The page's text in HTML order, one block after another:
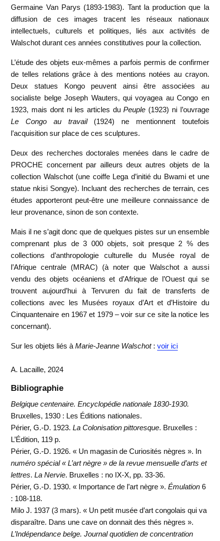
Germaine Van Parys (1893-1983). Tant la production que la
diffusion de ces images tracent les réseaux nationaux
intellectuels, culturels et politiques, liés aux activités de
Walschot durant ces années constitutives pour la collection.
L’étude des objets eux-mêmes a parfois permis de confirmer
de telles relations grâce à des mentions notées au crayon.
Deux statues Kongo peuvent ainsi être associées au
socialiste belge Joseph Wauters, qui voyagea au Congo en
1923, mais dont ni les articles duPeuple (1923) ni l’ouvrage
Le Congo au travail(1924) ne mentionnent toutefois
l’acquisition sur place de ces sculptures.
Deux des recherches doctorales menées dans le cadre de
PROCHE concernent par ailleurs deux autres objets de la
collection Walschot (une coiffe Lega d’initié du Bwami et une
statue nkisi Songye). Incluant des recherches de terrain, ces
études apporteront peut-être une meilleure connaissance de
leur provenance, sinon de son contexte.
Mais il ne s’agit donc que de quelques pistes sur un ensemble
comprenant plus de 3 000 objets, soit presque 2 % des
collections d’anthropologie culturelle du Musée royal de
l’Afrique centrale (MRAC) (à noter que Walschot a aussi
vendu des objets océaniens et d’Afrique de l’Ouest qui se
trouvent aujourd’hui à Tervuren du fait de transferts de
collections avec les Musées royaux d’Art et d’Histoire du
Cinquantenaire en 1967 et 1979 – voir sur ce site la notice les
concernant).
Sur les objets liés àMarie-Jeanne Walschot:voir ici
A. Lacaille, 2024
Bibliographie
Belgique centenaire. Encyclopédie nationale 1830-1930.
Bruxelles, 1930 : Les Éditions nationales.
Périer, G.-D. 1923.La Colonisation pittoresque. Bruxelles :
L’Édition, 119 p.
Périer, G.-D. 1926. « Un magasin de Curiosités nègres ». In
numéro spécial « L’art nègre » de la revue mensuelle d’arts et
lettres.La Nervie. Bruxelles : no IX-X, pp. 33-36.
Périer, G.-D. 1930. « Importance de l’art nègre ».Émulation 6
: 108-118.
Milo J. 1937 (3 mars). « Un petit musée d’art congolais qui va
disparaître. Dans une cave on donnait des thés nègres ».
L’Indépendance belge. Journal quotidien de concentration